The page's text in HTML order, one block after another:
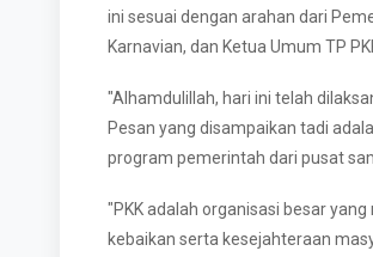
ini sesuai dengan arahan dari
Karnavian, dan Ketua Umum TP
"Alhamdulillah, hari ini telah
Pesan yang disampaikan tadi
program pemerintah dari pusat
"PKK adalah organisasi besar
kebaikan serta kesejahteraan